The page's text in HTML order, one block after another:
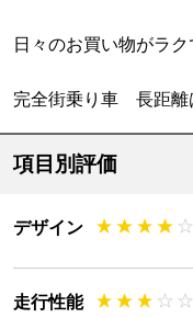
日々のお買い物がラク
完全街乗り車 長距離
項目別評価
デザイン
走行性能